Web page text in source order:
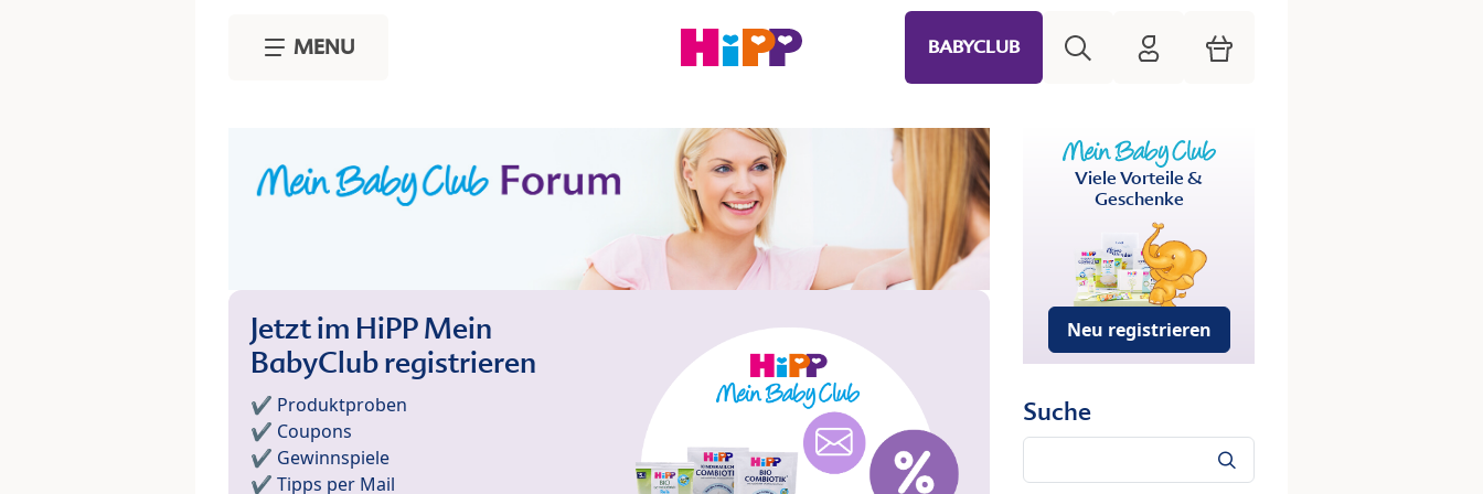
MENU BABYCLUB HiPP Mein Babyclub
Warenkorb
Jetzt im HiPP Mein
BabyClub registrieren
✔️ Produktproben
✔️ Coupons
✔️ Gewinnspiele
✔️ Tipps per Mail
Viele Vorteile &
Geschenke
Neu registrieren
Suche